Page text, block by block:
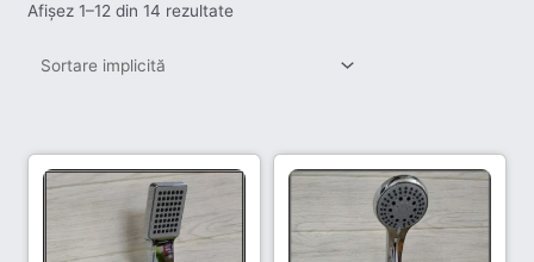
Afișez 1–12 din 14 rezultate